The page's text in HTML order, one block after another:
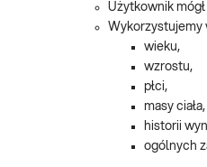
Użytkownik
Wykorzystujemy
wieku,
wzrostu,
płci,
masy ciała,
historii
ogólnych